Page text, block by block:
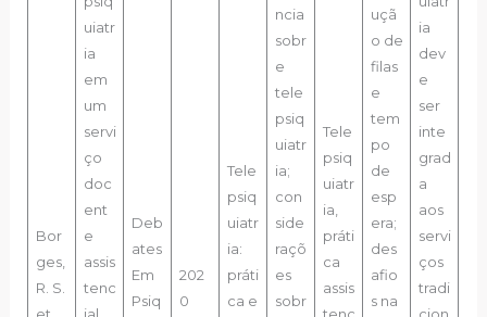
Bor
ges,
R. S.
uiatr
ia
em
um
servi
ço
doc
ent
e
assis
tenc
Deb
ates
Em
Psiq
202
0
Tele
psiq
uiatr
ia:
práti
ca e
ncia
sobr
e
tele
psiq
uiatr
ia;
con
side
raçõ
es
sobr
Tele
psiq
uiatr
ia,
práti
ca
assis
uçã
o de
filas
e
tem
po
de
esp
era;
des
afio
s na
ia
dev
e
ser
inte
grad
a
aos
servi
ços
tradi